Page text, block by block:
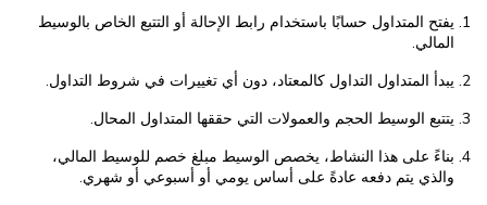
يفتح المتداول حسابًا باستخدام رابط الإحالة أو التتبع الخاص بالوسيط
المالي.
يبدأ المتداول التداول كالمعتاد، دون أي تغييرات في شروط التداول.
يتتبع الوسيط الحجم والعمولات التي حققها المتداول المحال.
بناءً على هذا النشاط، يخصص الوسيط مبلغ خصم للوسيط المالي،
والذي يتم دفعه عادةً على أساس يومي أو أسبوعي أو شهري.